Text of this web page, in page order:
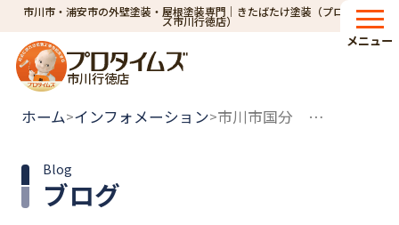
市川市・浦安市の外壁塗装・屋根塗装専門｜きたばたけ塗装（プロタイム
ズ市川行徳店）
市川行徳店
メニュー
ホーム>インフォメーション> 市川市国分 Ｈ様邸 外壁塗装・屋根塗装に関する現場調査を行います！
ブログ
Blog